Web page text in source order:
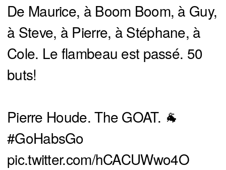
De Maurice, à Boom Boom, à Guy,
à Steve, à Pierre, à Stéphane, à
Cole. Le flambeau est passé. 50
buts!
Pierre Houde. The GOAT. 🐐
#GoHabsGo
pic.twitter.com/hCACUWwo4O